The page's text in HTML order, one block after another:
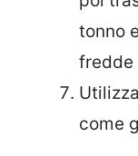
tonno
fredde
come